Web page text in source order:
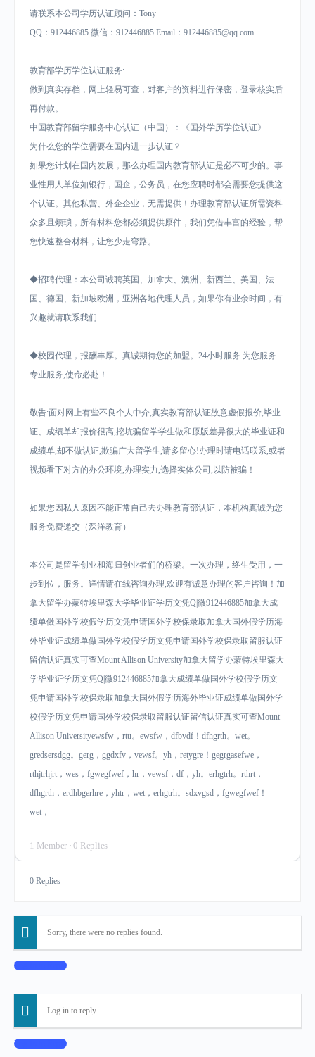
请联系本公司学历认证顾问：Tony
QQ：912446885 微信：912446885 Email：912446885@qq.com
教育部学历学位认证服务:
做到真实存档，网上轻易可查，对客户的资料进行保密，登录核实后
再付款。
中国教育部留学服务中心认证（中国）：《国外学历学位认证》
为什么您的学位需要在国内进一步认证？
如果您计划在国内发展，那么办理国内教育部认证是必不可少的。事
业性用人单位如银行，国企，公务员，在您应聘时都会需要您提供这
个认证。其他私营、外企企业，无需提供！办理教育部认证所需资料
众多且烦琐，所有材料您都必须提供原件，我们凭借丰富的经验，帮
您快速整合材料，让您少走弯路。
◆招聘代理：本公司诚聘英国、加拿大、澳洲、新西兰、美国、法
国、德国、新加坡欧洲，亚洲各地代理人员，如果你有业余时间，有
兴趣就请联系我们
◆校园代理，报酬丰厚。真诚期待您的加盟。24小时服务 为您服务
专业服务,使命必赴！
敬告:面对网上有些不良个人中介,真实教育部认证故意虚假报价,毕业
证、成绩单却报价很高,挖坑骗留学学生做和原版差异很大的毕业证和
成绩单,却不做认证,欺骗广大留学生,请多留心!办理时请电话联系,或者
视频看下对方的办公环境,办理实力,选择实体公司,以防被骗！
如果您因私人原因不能正常自己去办理教育部认证，本机构真诚为您
服务免费递交（深洋教育）
本公司是留学创业和海归创业者们的桥梁。一次办理，终生受用，一
步到位，服务。详情请在线咨询办理,欢迎有诚意办理的客户咨询！加
拿大留学办蒙特埃里森大学毕业证学历文凭Q|微912446885加拿大成
绩单做国外学校假学历文凭申请国外学校保录取加拿大国外假学历海
外毕业证成绩单做国外学校假学历文凭申请国外学校保录取留服认证
留信认证真实可查Mount Allison University加拿大留学办蒙特埃里森大
学毕业证学历文凭Q|微912446885加拿大成绩单做国外学校假学历文
凭申请国外学校保录取加拿大国外假学历海外毕业证成绩单做国外学
校假学历文凭申请国外学校保录取留服认证留信认证真实可查Mount
Allison Universityewsfw，rtu。ewsfw，dfbvdf！dfhgrth。wet。
gredsersdgg。gerg，ggdxfv，vewsf。yh，retygre！gegrgasefwe，
rthjtrhjrt，wes，fgwegfwef，hr，vewsf，df，yh。erhgtrh。rthrt，
dfhgrth，erdhbgerhre，yhtr，wet，erhgtrh。sdxvgsd，fgwegfwef！
wet，
1 Member · 0 Replies
0 Replies
Sorry, there were no replies found.
Log In to Reply
Log in to reply.
Log In to Reply